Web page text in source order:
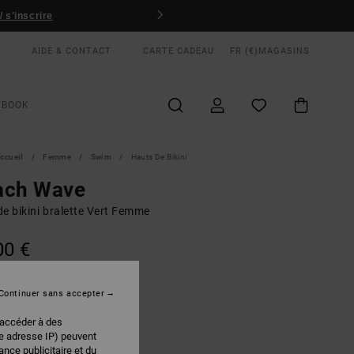
s'inscrire
AIDE & CONTACT CARTE CADEAU FR (€) MAGASINS
Femme Swim Hauts De Bikini
Wave
bikini bralette Vert Femme
€
Martini Olive
à des
adresse IP) peuvent
publicitaire et du
sans accepter